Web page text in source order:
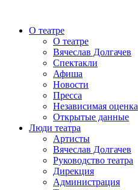
О театре
О театре
Вячеслав Долгачев
Спектакли
Афиша
Новости
Пресса
Независимая оценка
Открытые данные
Люди театра
Артисты
Вячеслав Долгачев
Руководство театра
Дирекция
Администрация